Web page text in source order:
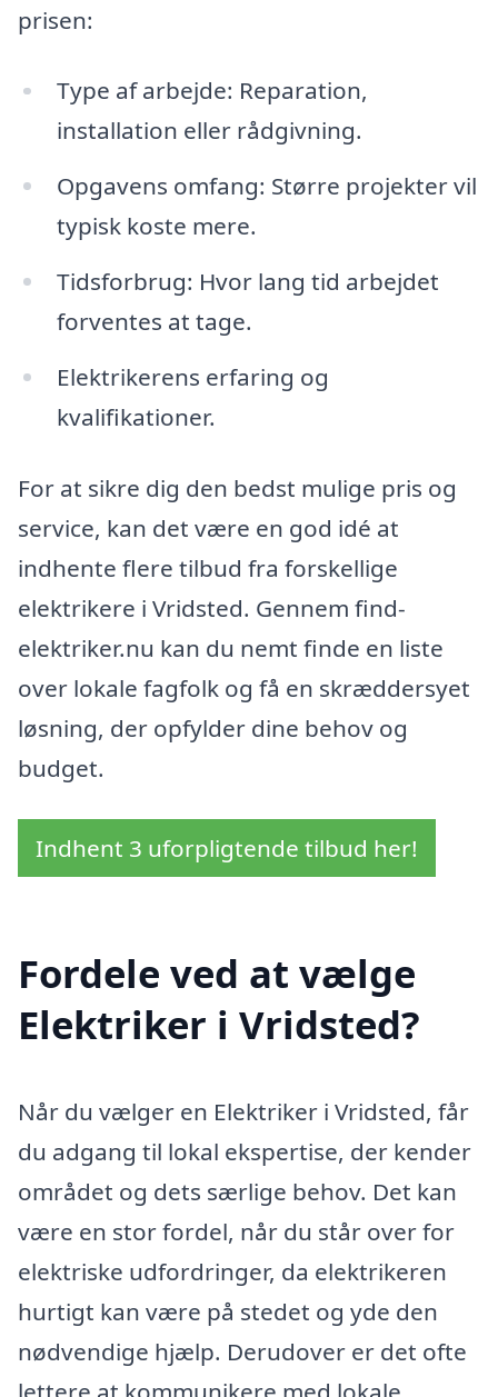
prisen:
Type af arbejde: Reparation,
installation eller rådgivning.
Opgavens omfang: Større projekter vil
typisk koste mere.
Tidsforbrug: Hvor lang tid arbejdet
forventes at tage.
Elektrikerens erfaring og
kvalifikationer.
For at sikre dig den bedst mulige pris og
service, kan det være en god idé at
indhente flere tilbud fra forskellige
elektrikere i Vridsted. Gennem find-
elektriker.nu kan du nemt finde en liste
over lokale fagfolk og få en skræddersyet
løsning, der opfylder dine behov og
budget.
Indhent 3 uforpligtende tilbud her!
Fordele ved at vælge
Elektriker i Vridsted?
Når du vælger en Elektriker i Vridsted, får
du adgang til lokal ekspertise, der kender
området og dets særlige behov. Det kan
være en stor fordel, når du står over for
elektriske udfordringer, da elektrikeren
hurtigt kan være på stedet og yde den
nødvendige hjælp. Derudover er det ofte